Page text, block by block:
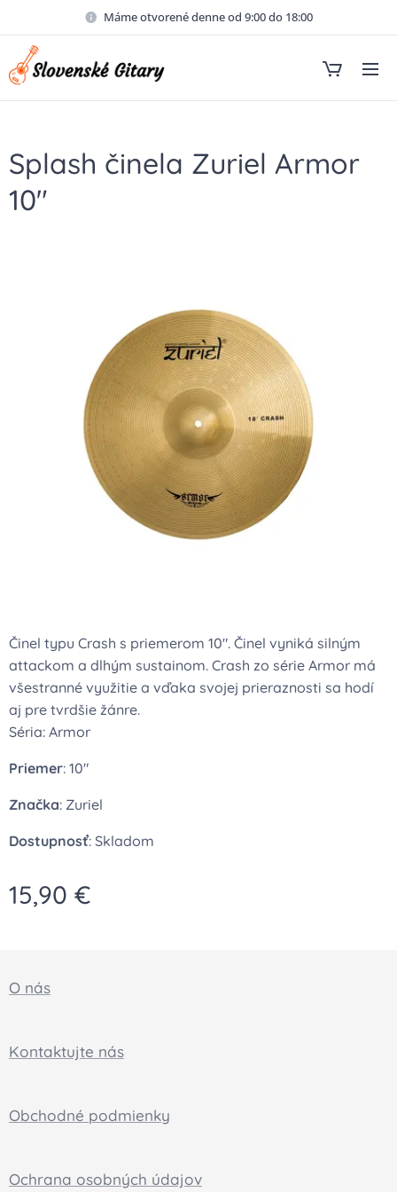
Máme otvorené denne od 9:00 do 18:00
Splash činela Zuriel Armor
10"
Činel typu Crash s priemerom 10". Činel vyniká silným
attackom a dlhým sustainom. Crash zo série Armor má
všestranné využitie a vďaka svojej prieraznosti sa hodí
aj pre tvrdšie žánre.
Séria: Armor
Priemer: 10"
Značka: Zuriel
Dostupnosť: Skladom
15,90 €
O nás
Kontaktujte nás
Obchodné podmienky
Ochrana osobných údajov